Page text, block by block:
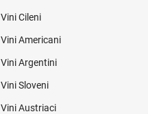
Vini Cileni
Vini Americani
Vini Argentini
Vini Sloveni
Vini Austriaci